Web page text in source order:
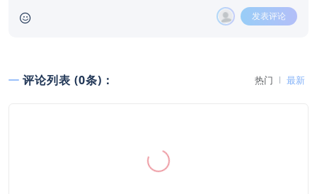
发表评论
评论列表 (0条)： 热门 最新